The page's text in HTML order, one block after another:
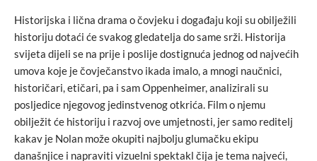
Historijska i lična drama o čovjeku i događaju koji su obilježili
historiju dotaći će svakog gledatelja do same srži. Historija
svijeta dijeli se na prije i poslije dostignuća jednog od najvećih
umova koje je čovječanstvo ikada imalo, a mnogi naučnici,
historičari, etičari, pa i sam Oppenheimer, analizirali su
posljedice njegovog jedinstvenog otkrića. Film o njemu
obilježit će historiju i razvoj ove umjetnosti, jer samo reditelj
kakav je Nolan može okupiti najbolju glumačku ekipu
današnjice i napraviti vizuelni spektakl čija je tema najveći,